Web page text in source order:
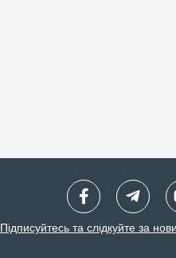
Підписуйтесь та слідкуйте за